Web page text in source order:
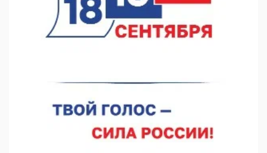
07.08.2026 11:46